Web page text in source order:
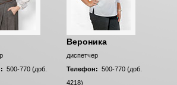
500-770 (доб.
Вероника
диспетчер
Телефон: 500-770 (доб.
4218)